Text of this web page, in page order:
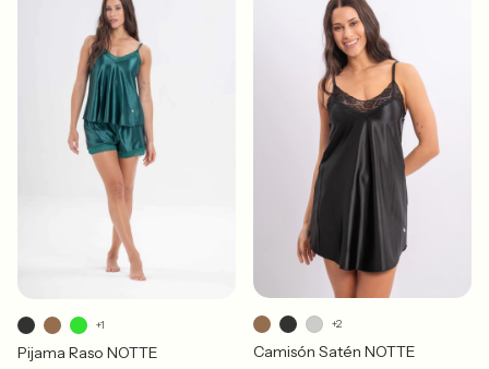
Pijama Raso NOTTE
+1
Camisón Satén NOTTE
+2